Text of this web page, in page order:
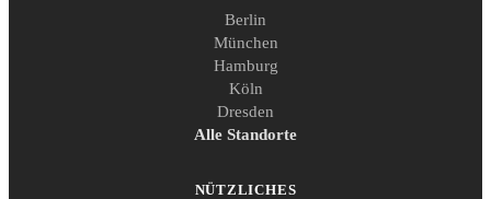
Berlin
München
Hamburg
Köln
Dresden
Alle Standorte
NÜTZLICHES